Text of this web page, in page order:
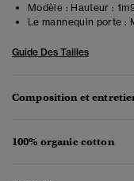
Modèle : Hauteur :
Le mannequin porte :
Guide Des Tailles
Composition et
100% organic cotton